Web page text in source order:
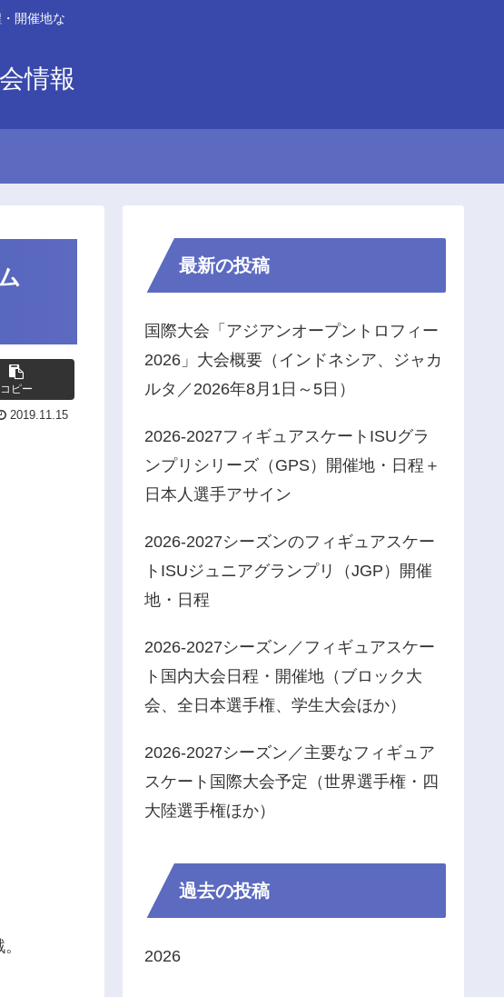
開催地な
情報
コピー
2019.11.15
最新の投稿
国際大会「アジアンオープントロフィー
2026」大会概要（インドネシア、ジャカ
ルタ／2026年8月1日～5日）
2026-2027フィギュアスケートISUグラ
ンプリシリーズ（GPS）開催地・日程＋
日本人選手アサイン
2026-2027シーズンのフィギュアスケー
トISUジュニアグランプリ（JGP）開催
地・日程
2026-2027シーズン／フィギュアスケー
ト国内大会日程・開催地（ブロック大
会、全日本選手権、学生大会ほか）
2026-2027シーズン／主要なフィギュア
スケート国際大会予定（世界選手権・四
大陸選手権ほか）
過去の投稿
2026